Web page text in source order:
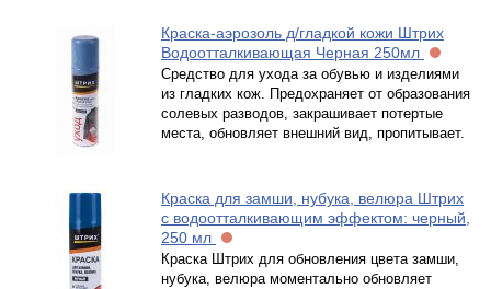
Краска-аэрозоль д/гладкой кожи Штрих
Водоотталкивающая Черная 250мл
Средство для ухода за обувью и изделиями
из гладких кож. Предохраняет от образования
солевых разводов, закрашивает потертые
места, обновляет внешний вид, пропитывает.
Краска для замши, нубука, велюра Штрих
с водоотталкивающим эффектом: черный,
250 мл
Краска Штрих для обновления цвета замши,
нубука, велюра моментально обновляет